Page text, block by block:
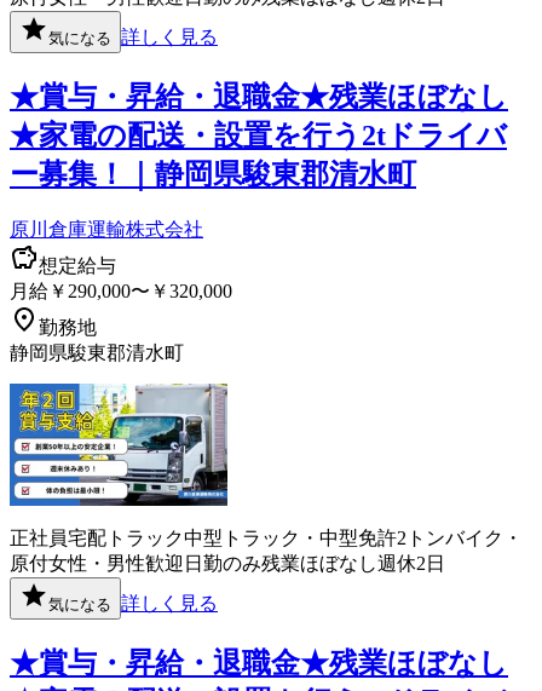
気になる 詳しく見る
★賞与・昇給・退職金★残業ほぼなし
★家電の配送・設置を行う2tドライバ
ー募集！｜静岡県駿東郡清水町
原川倉庫運輸株式会社
想定給与
月給￥290,000〜￥320,000
勤務地
静岡県駿東郡清水町
正社員宅配 トラック中型トラック・中型免許2トンバイク・
原付女性・男性歓迎 日勤のみ残業ほぼなし週休2日
気になる 詳しく見る
★賞与・昇給・退職金★残業ほぼなし